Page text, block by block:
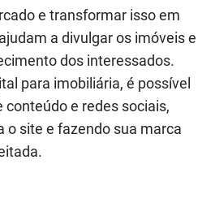
e transformar isso em
a divulgar os imóveis e
dos interessados.
para imobiliária, é possível
e redes sociais,
o site e fazendo sua marca